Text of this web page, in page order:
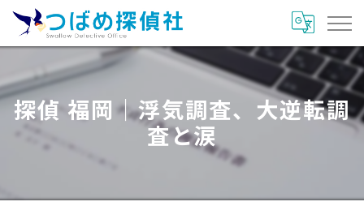
探偵 福岡｜浮気調査、大逆転調
査と涙